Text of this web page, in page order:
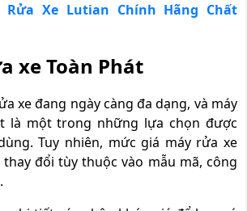
Rửa Xe Lutian Chính Hãng Chất
xe Toàn Phát
xe đang ngày càng đa dạng, và máy
là một trong những lựa chọn được
Tuy nhiên, mức giá máy rửa xe
đổi tùy thuộc vào mẫu mã, công